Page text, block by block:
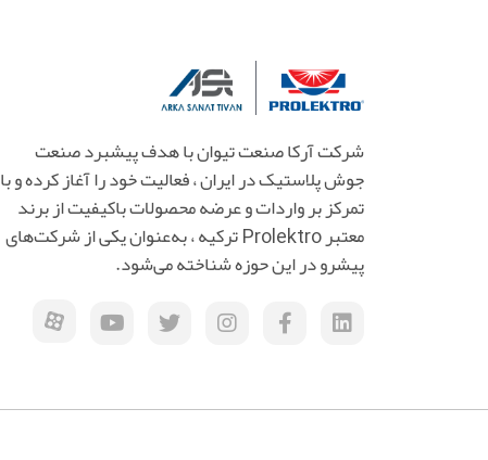
شرکت آرکا صنعت تیوان با هدف پیشبرد صنعت
جوش پلاستیک در ایران ، فعالیت خود را آغاز کرده و با
تمرکز بر واردات و عرضه محصولات باکیفیت از برند
معتبر Prolektro ترکیه ، به‌عنوان یکی از شرکت‌های
پیشرو در این حوزه شناخته می‌شود.